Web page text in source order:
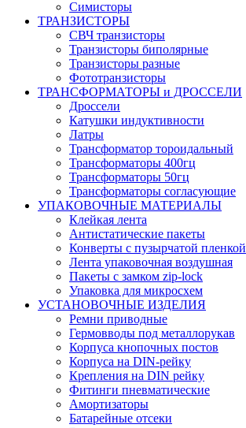
Симисторы
ТРАНЗИСТОРЫ
СВЧ транзисторы
Транзисторы биполярные
Транзисторы разные
Фототранзисторы
ТРАНСФОРМАТОРЫ и ДРОССЕЛИ
Дроссели
Катушки индуктивности
Латры
Трансформатор тороидальный
Трансформаторы 400гц
Трансформаторы 50гц
Трансформаторы согласующие
УПАКОВОЧНЫЕ МАТЕРИАЛЫ
Клейкая лента
Антистатические пакеты
Конверты с пузырчатой пленкой
Лента упаковочная воздушная
Пакеты с замком zip-lock
Упаковка для микросхем
УСТАНОВОЧНЫЕ ИЗДЕЛИЯ
Ремни приводные
Гермовводы под металлорукав
Корпуса кнопочных постов
Корпуса на DIN-рейку
Крепления на DIN рейку
Фитинги пневматические
Амортизаторы
Батарейные отсеки